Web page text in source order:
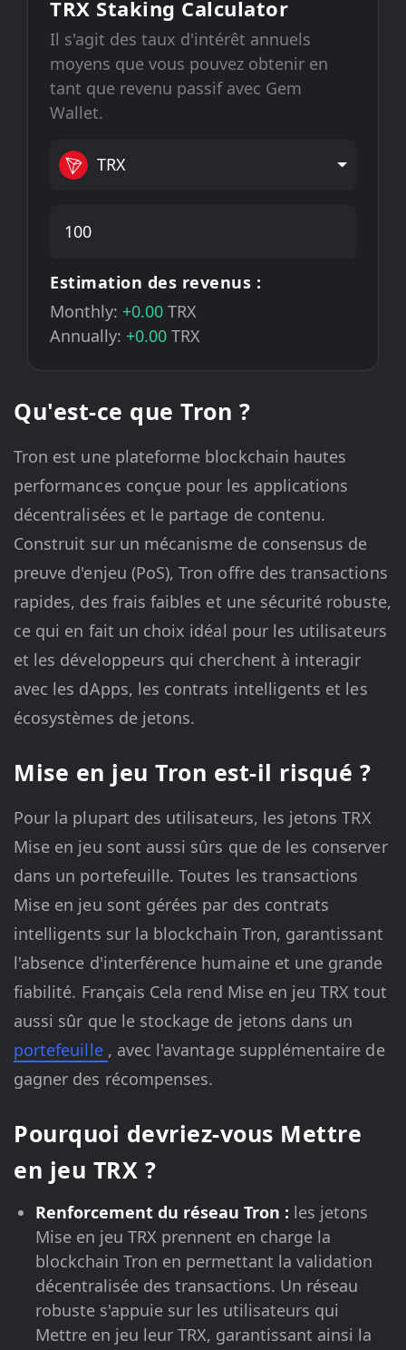
TRX Staking Calculator
Il s'agit des taux d'intérêt annuels
moyens que vous pouvez obtenir en
tant que revenu passif avec Gem
Wallet.
TRX
Estimation des revenus :
Monthly: +0.00 TRX
Annually: +0.00 TRX
Qu'est-ce que Tron ?
Tron est une plateforme blockchain hautes
performances conçue pour les applications
décentralisées et le partage de contenu.
Construit sur un mécanisme de consensus de
preuve d'enjeu (PoS), Tron offre des transactions
rapides, des frais faibles et une sécurité robuste,
ce qui en fait un choix idéal pour les utilisateurs
et les développeurs qui cherchent à interagir
avec les dApps, les contrats intelligents et les
écosystèmes de jetons.
Mise en jeu Tron est-il risqué ?
Pour la plupart des utilisateurs, les jetons TRX
Mise en jeu sont aussi sûrs que de les conserver
dans un portefeuille. Toutes les transactions
Mise en jeu sont gérées par des contrats
intelligents sur la blockchain Tron, garantissant
l'absence d'interférence humaine et une grande
fiabilité. Français Cela rend Mise en jeu TRX tout
aussi sûr que le stockage de jetons dans un
portefeuille , avec l'avantage supplémentaire de
gagner des récompenses.
Pourquoi devriez-vous Mettre
en jeu TRX ?
Renforcement du réseau Tron : les jetons
Mise en jeu TRX prennent en charge la
blockchain Tron en permettant la validation
décentralisée des transactions. Un réseau
robuste s'appuie sur les utilisateurs qui
Mettre en jeu leur TRX, garantissant ainsi la